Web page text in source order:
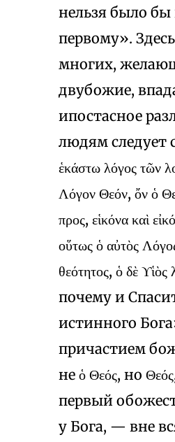
нельзя было бы
первому».
многих,
двубожие,
ипостасное
людям следует
ἑκάστω λόγος τῶν
Λόγον Θεόν, ὄν ὁ
προς, εἱκόνα καὶ
οὕτως ὁ αὐτὸς
θεότητος, ὁ δὲ
почему и
истинного
причастием
не ὁ Θεός, но
первый
у Бога, — вне